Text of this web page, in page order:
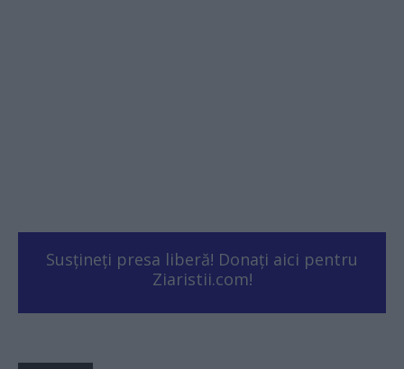
Susțineți presa liberă! Donați aici pentru
Ziaristii.com!